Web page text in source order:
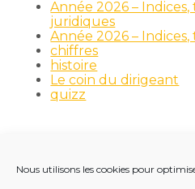
Nous utilisons les cookies pour
Année 2026 –
juridiques
Année 2026 –
chiffres
histoire
Le coin du dirigeant
quizz